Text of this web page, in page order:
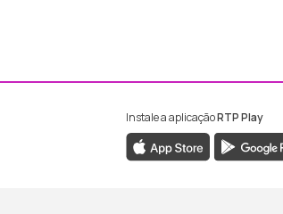
da RTP Madeira
Instagram da RTP Madeira
Instale a aplicaçãoRTP Play